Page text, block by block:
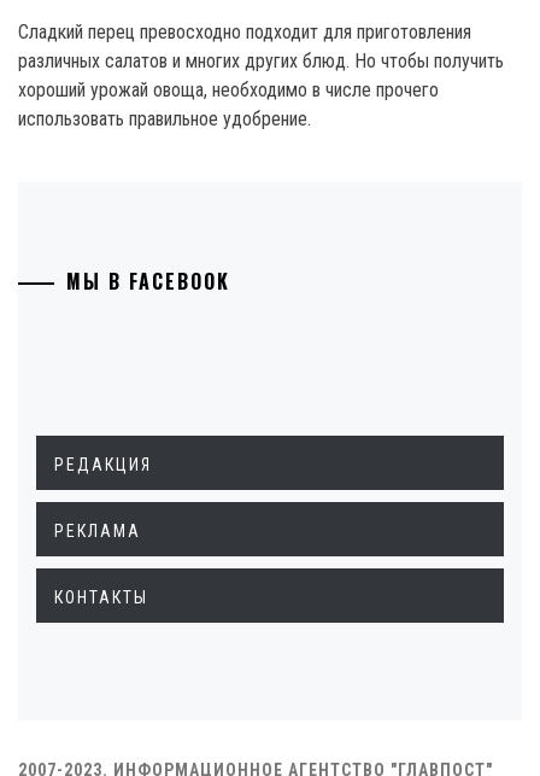
Сладкий перец превосходно подходит для приготовления
различных салатов и многих других блюд. Но чтобы получить
хороший урожай овоща, необходимо в числе прочего
использовать правильное удобрение.
МЫ В FACEBOOK
РЕДАКЦИЯ
РЕКЛАМА
КОНТАКТЫ
2007-2023. ИНФОРМАЦИОННОЕ АГЕНТСТВО "ГЛАВПОСТ"